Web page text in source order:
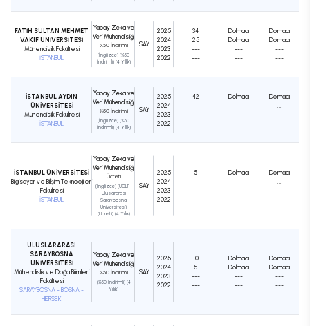
FATİH SULTAN MEHMET
VAKIF ÜNİVERSİTESİ
Mühendislik Fakültesi
İSTANBUL
Yapay Zeka ve
Veri Mühendisliği
%50 İndirimli
(İngilizce) (%50
İndirimli) (4 Yıllık)
SAY
2025
2024
2023
2022
34
25
---
---
Dolmadı
Dolmadı
---
---
Dolmadı
Dolmadı
---
---
İSTANBUL AYDIN
ÜNİVERSİTESİ
Mühendislik Fakültesi
İSTANBUL
Yapay Zeka ve
Veri Mühendisliği
%50 İndirimli
(İngilizce) (%50
İndirimli) (4 Yıllık)
SAY
2025
2024
2023
2022
42
---
---
---
Dolmadı
---
---
---
Dolmadı
---
---
İSTANBUL ÜNİVERSİTESİ
Bilgisayar ve Bilişim Teknolojileri
Fakültesi
İSTANBUL
Yapay Zeka ve
Veri Mühendisliği
Ücretli
(İngilizce) (UOLP-
Uluslararası
Saraybosna
Üniversitesi)
(Ücretli) (4 Yıllık)
SAY
2025
2024
2023
2022
5
---
---
---
Dolmadı
---
---
---
Dolmadı
---
---
ULUSLARARASI
SARAYBOSNA
ÜNİVERSİTESİ
Mühendislik ve Doğa Bilimleri
Fakültesi
SARAYBOSNA - BOSNA -
HERSEK
Yapay Zeka ve
Veri Mühendisliği
%50 İndirimli
(%50 İndirimli) (4
Yıllık)
SAY
2025
2024
2023
2022
10
5
---
---
Dolmadı
Dolmadı
---
---
Dolmadı
Dolmadı
---
---